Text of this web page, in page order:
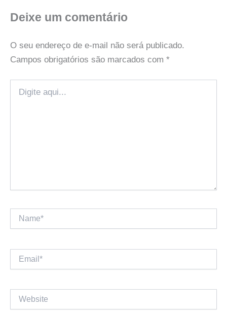
Deixe um comentário
O seu endereço de e-mail não será publicado.
Campos obrigatórios são marcados com *
aqui...
Website